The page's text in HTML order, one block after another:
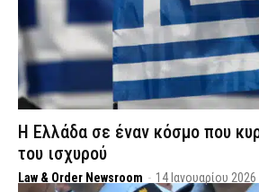
Η Ελλάδα σε έναν κόσμο που
του ισχυρού
Law & Order Newsroom - 14 Ιανουαρίου